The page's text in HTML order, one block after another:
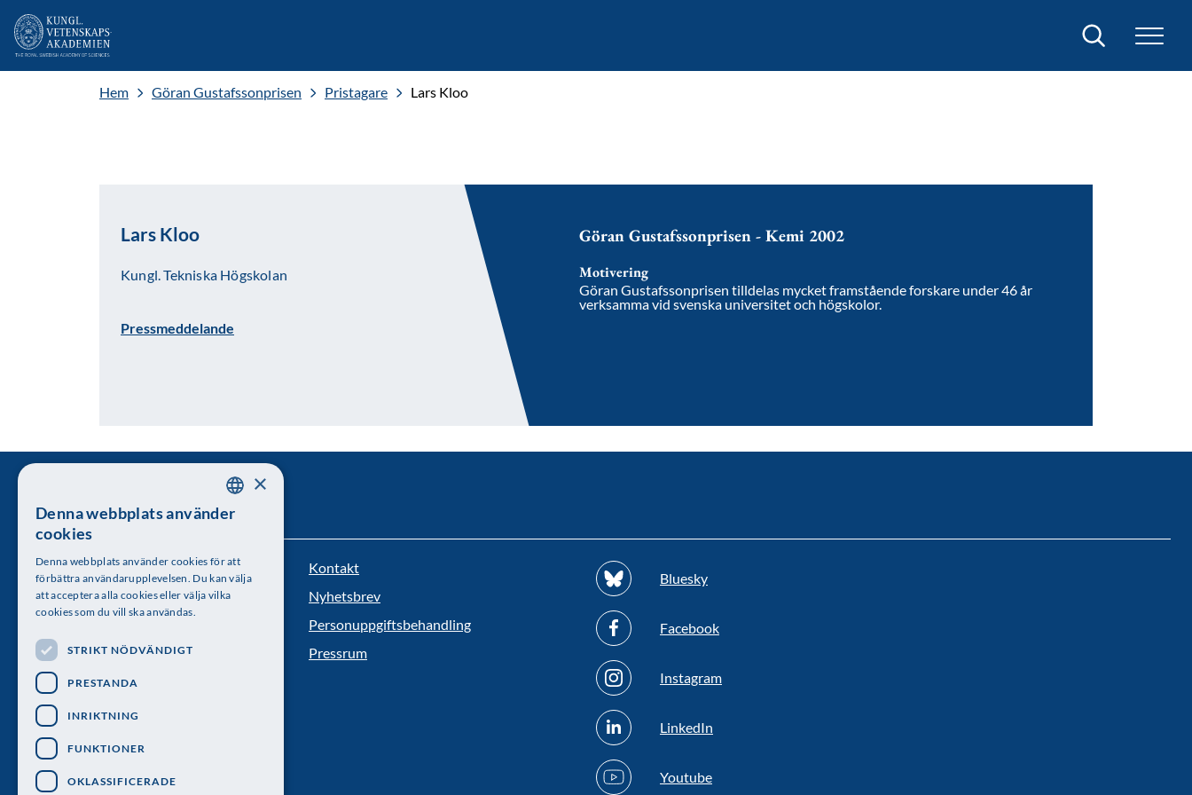
Sök
Hem Göran Gustafssonprisen Pristagare Lars Kloo
Lars Kloo
Kungl. Tekniska Högskolan
Göran Gustafssonprisen - Kemi 2002
Motivering
Göran Gustafssonprisen tilldelas mycket framstående forskare under 46 år
verksamma vid svenska universitet och högskolor.
Pressmeddelande
Kungl. Vetenskapsakademien
Besöksadress: Lilla Frescativägen 4A
Telefon: 08-673 95 00
Kontakt
Nyhetsbrev
Personuppgiftsbehandling
Pressrum
Bluesky
Facebook
Instagram
LinkedIn
Youtube
SWEDISH
×
Denna webbplats använder
cookies
Denna webbplats använder cookies för att
förbättra användarupplevelsen. Du kan välja
att acceptera alla cookies eller välja vilka
cookies som du vill ska användas.
STRIKT NÖDVÄNDIGT
PRESTANDA
INRIKTNING
FUNKTIONER
OKLASSIFICERADE